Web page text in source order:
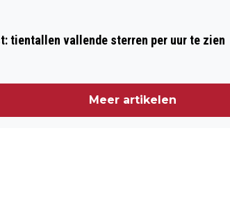
AAN
tientallen vallende sterren per uur te zien
Meer artikelen